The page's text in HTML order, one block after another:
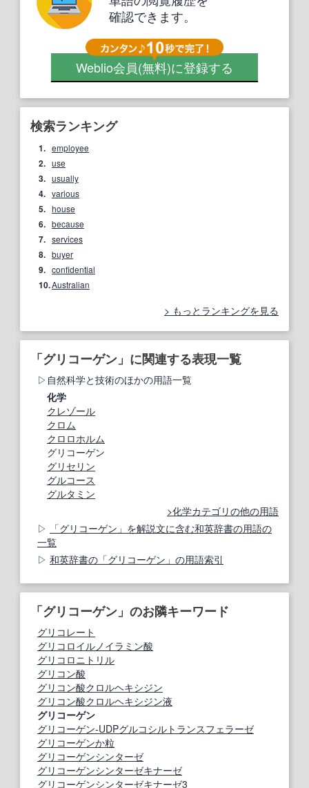
確認できます。
Weblio会員(無料)に登録する
検索ランキング
1. employee
2. use
3. usually
4. various
5. house
6. because
7. services
8. buyer
9. confidential
10.Australian
もっとランキングを見る
「グリコーゲン」に関連する表現一覧
自然科学と技術のほかの用語一覧
化学
クレゾール
クロム
クロロホルム
グリコーゲン
グリセリン
グルコース
グルタミン
化学カテゴリの他の用語
「グリコーゲン」を解説文に含む和英辞書の用語の
一覧
和英辞書の「グリコーゲン」の用語索引
「グリコーゲン」のお隣キーワード
グリコレート
グリコロイルノイラミン酸
グリコロニトリル
グリコン酸
グリコン酸クロルヘキシジン
グリコン酸クロルヘキシジン液
グリコーゲン
グリコーゲン‐UDPグルコシルトランスフェラーゼ
グリコーゲンか粒
グリコーゲンシンターゼ
グリコーゲンシンターゼキナーゼ
グリコーゲンシンターゼキナーゼ3